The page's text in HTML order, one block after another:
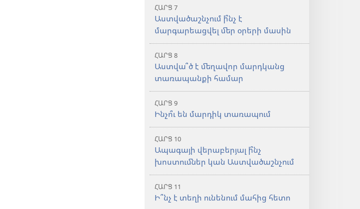
ՀԱՐՑ 7
Աստվածաշնչում ի՞նչ է
մարգարեացվել մեր օրերի մասին
ՀԱՐՑ 8
Աստվա՞ծ է մեղավոր մարդկանց
տառապանքի համար
ՀԱՐՑ 9
Ինչո՞ւ են մարդիկ տառապում
ՀԱՐՑ 10
Ապագայի վերաբերյալ ի՞նչ
խոստումներ կան Աստվածաշնչում
ՀԱՐՑ 11
Ի՞նչ է տեղի ունենում մահից հետո